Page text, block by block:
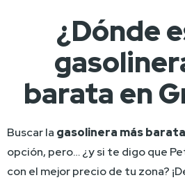
¿Dónde
barata en
Buscar la gasolinera más
opción, pero… ¿y si te digo que
con el mejor precio de tu zona?